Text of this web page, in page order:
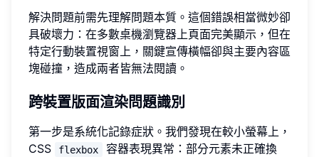
解決問題前需先理解問題本質。這個錯誤相當微妙卻
具破壞力：在多數桌機瀏覽器上頁面完美顯示，但在
特定行動裝置視窗上，關鍵宣傳橫幅卻與主要內容區
塊碰撞，造成兩者皆無法閱讀。
跨裝置版面渲染問題識別
第一步是系統化記錄症狀。我們發現在較小螢幕上，
CSS
flexbox
容器表現異常：部分元素未正確換